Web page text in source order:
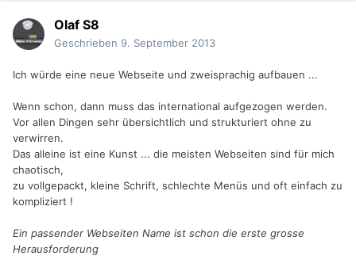
Olaf S8
Geschrieben 9. September 2013
Ich würde eine neue Webseite und zweisprachig aufbauen ...
Wenn schon, dann muss das international aufgezogen werden.
Vor allen Dingen sehr übersichtlich und strukturiert ohne zu
verwirren.
Das alleine ist eine Kunst ... die meisten Webseiten sind für mich
chaotisch,
zu vollgepackt, kleine Schrift, schlechte Menüs und oft einfach zu
kompliziert !
Ein passender Webseiten Name ist schon die erste grosse
Herausforderung